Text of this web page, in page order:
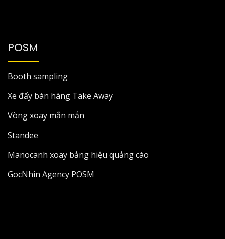
POSM
Booth sampling
Xe đẩy bán hàng Take Away
Vòng xoay mắn mắn
Standee
Manocanh xoay bảng hiệu quảng cáo
GocNhin Agency POSM